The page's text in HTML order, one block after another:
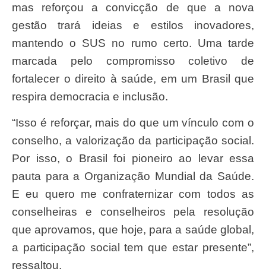
mas reforçou a convicção de que a nova
gestão trará ideias e estilos inovadores,
mantendo o SUS no rumo certo. Uma tarde
marcada pelo compromisso coletivo de
fortalecer o direito à saúde, em um Brasil que
respira democracia e inclusão.
“Isso é reforçar, mais do que um vínculo com o
conselho, a valorização da participação social.
Por isso, o Brasil foi pioneiro ao levar essa
pauta para a Organização Mundial da Saúde.
E eu quero me confraternizar com todos as
conselheiras e conselheiros pela resolução
que aprovamos, que hoje, para a saúde global,
a participação social tem que estar presente”,
ressaltou.